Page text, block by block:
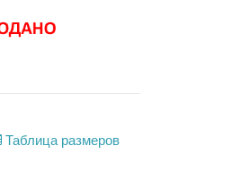
Таблица размеров